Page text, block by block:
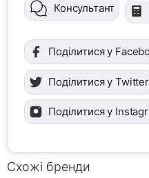
Консультант
Поділитися у
Поділитися у Twitter
Поділитися у
Схожі бренди